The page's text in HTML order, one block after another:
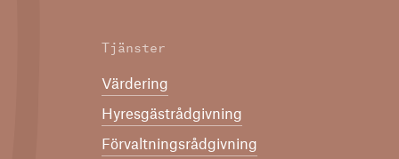
Tjänster
Värdering
Hyresgästrådgivning
Förvaltningsrådgivning